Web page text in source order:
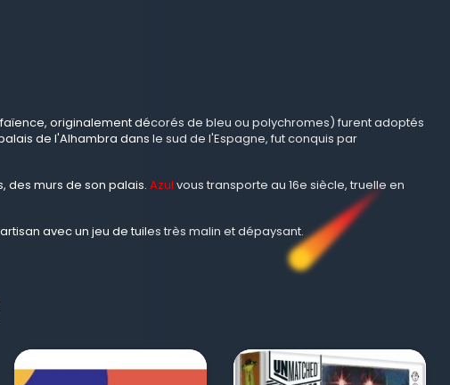
originalement décorés de bleu ou polychromes) furent adoptés
de l'Alhambra dans le sud de l'Espagne, fut conquis par
des murs de son palais. Azul vous transporte au 16e siècle, truelle en
avec un jeu de tuiles très malin et dépaysant.